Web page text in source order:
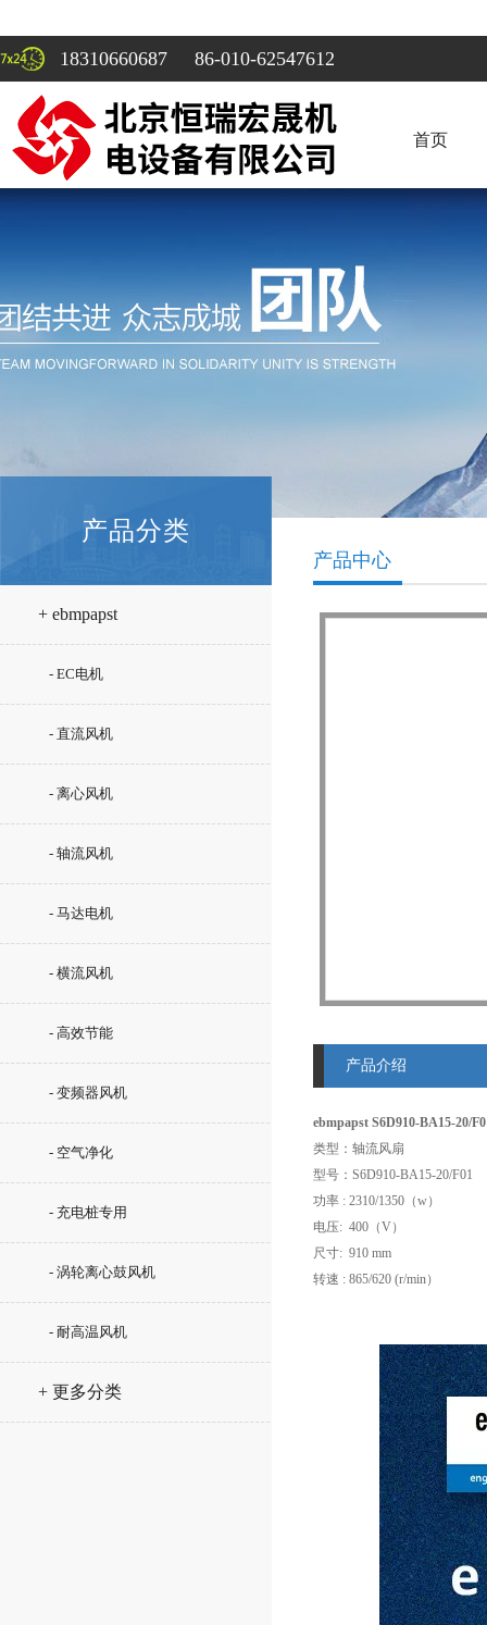
18310660687 86-010-62547612
首页
产品分类
+ ebmpapst
- EC电机
- 直流风机
- 离心风机
- 轴流风机
- 马达电机
- 横流风机
- 高效节能
- 变频器风机
- 空气净化
- 充电桩专用
- 涡轮离心鼓风机
- 耐高温风机
+ 更多分类
产品中心
产品介绍
ebmpapst S6D910-BA15-20/
类型：轴流风扇
型号：S6D910-BA15-20/F01
功率 : 2310/1350（w）
电压: 400（V）
尺寸: 910 mm
转速 : 865/620 (r/min）